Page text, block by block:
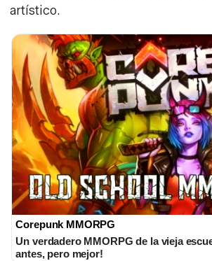
artístico.
Corepunk MMORPG
Un verdadero MMORPG de la vieja
antes, pero mejor!